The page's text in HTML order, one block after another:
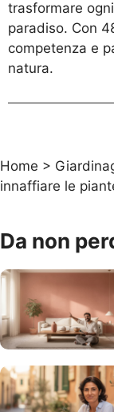
trasformare
paradiso. Con
competenza e
natura.
Home >
innaffiare le
Da non